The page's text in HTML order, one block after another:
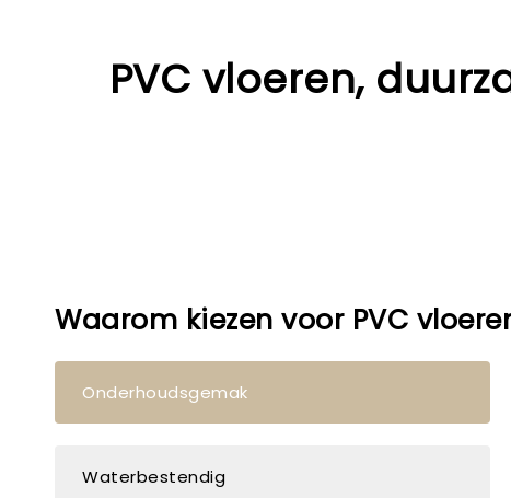
PVC vloeren,
Waarom kiezen voor PVC
Onderhoudsgemak
Waterbestendig